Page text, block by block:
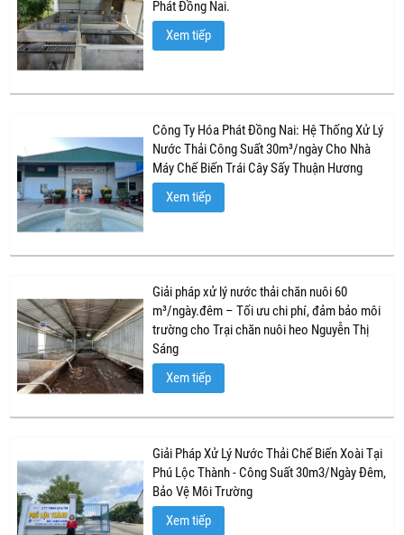
Phát Đồng Nai.
Xem tiếp
Công Ty Hóa Phát Đồng Nai: Hệ Thống Xử Lý
Nước Thải Công Suất 30m³/ngày Cho Nhà
Máy Chế Biến Trái Cây Sấy Thuận Hương
Xem tiếp
Giải pháp xử lý nước thải chăn nuôi 60
m³/ngày.đêm – Tối ưu chi phí, đảm bảo môi
trường cho Trại chăn nuôi heo Nguyễn Thị
Sáng
Xem tiếp
Giải Pháp Xử Lý Nước Thải Chế Biến Xoài Tại
Phú Lộc Thành - Công Suất 30m3/Ngày Đêm,
Bảo Vệ Môi Trường
Xem tiếp